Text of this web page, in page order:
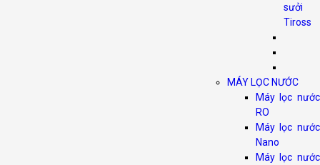
sưởi
Tiross
MÁY LỌC NƯỚC
Máy lọc nước
RO
Máy lọc nước
Nano
Máy lọc nước